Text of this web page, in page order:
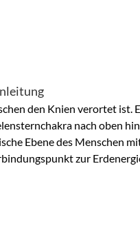
den Knien verortet ist.
nach oben
Ebene des Menschen
zur